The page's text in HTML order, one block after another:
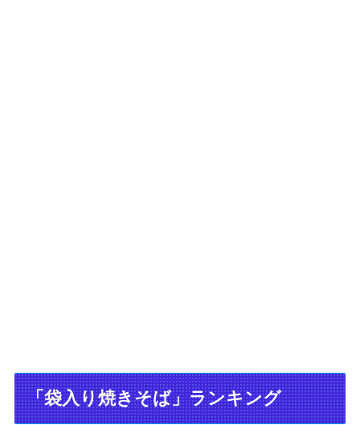
「袋入り焼きそば」ランキング